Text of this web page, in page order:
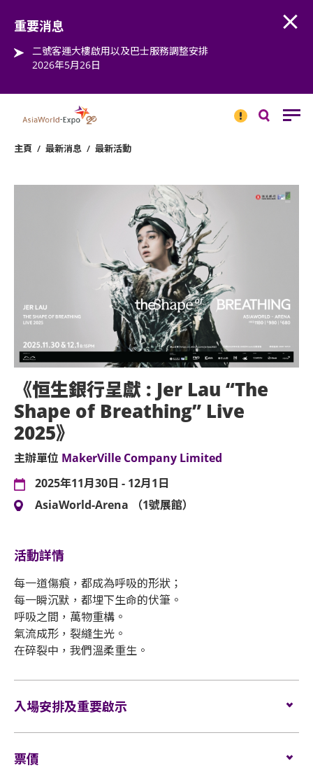
重要消息
二號客運大樓啟用以及巴士服務調整安排
2026年5月26日
消息
主頁 / 最新消息 / 最新活動
《恒生銀行呈獻 : Jer Lau “The
Shape of Breathing” Live
2025》
主辦單位 MakerVille Company Limited
2025年11月30日 - 12月1日
AsiaWorld-Arena （1號展館）
活動詳情
每一道傷痕，都成為呼吸的形狀；
每一瞬沉默，都埋下生命的伏筆。
呼吸之間，萬物重構。
氣流成形，裂縫生光。
在碎裂中，我們溫柔重生。
入場安排及重要啟示
Limited（「主辦單位」）。
票價